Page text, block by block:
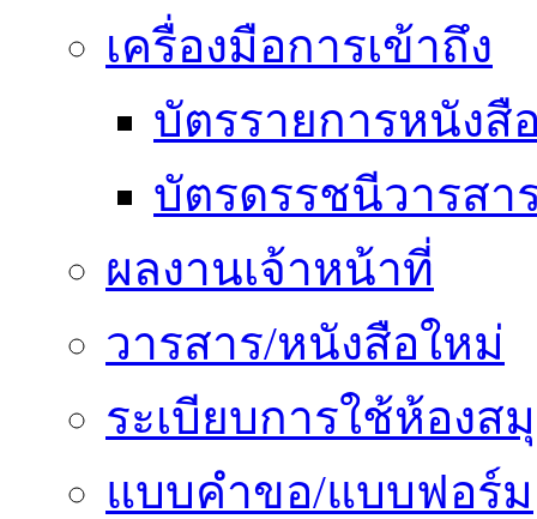
เครื่องมือการเข้าถึง
บัตรรายการหนังสื
บัตรดรรชนีวารสา
ผลงานเจ้าหน้าที่
วารสาร/หนังสือใหม่
ระเบียบการใช้ห้องส
แบบคำขอ/แบบฟอร์ม